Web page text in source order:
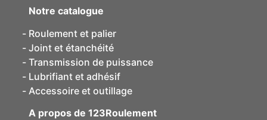
Notre catalogue
Roulement et palier
Joint et étanchéité
Transmission de puissance
Lubrifiant et adhésif
Accessoire et outillage
A propos de 123Roulement